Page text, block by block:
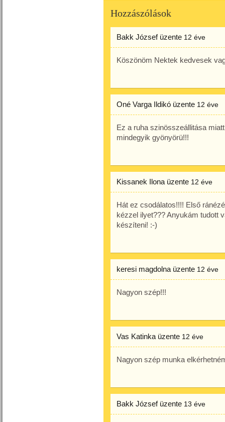
Hozzászólások
Bakk Józsefüzente 12 éve
Köszönöm Nektek kedvesek
Oné Varga Ildikó üzente 12 éve
Ez a ruha szinösszeállitása
mindegyik gyönyörü!!!
Kissanek Ilona üzente 12 éve
Hát ez csodálatos!!!! Első
kézzel ilyet??? Anyukám tudott
készíteni! :-)
keresi magdolna üzente 12 éve
Nagyon szép!!!
Vas Katinka üzente 12 éve
Nagyon szép munka
Bakk Józsefüzente 13 éve